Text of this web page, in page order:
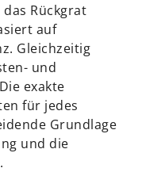
Rückgrat
auf
Gleichzeitig
und
exakte
für jedes
Grundlage
und die